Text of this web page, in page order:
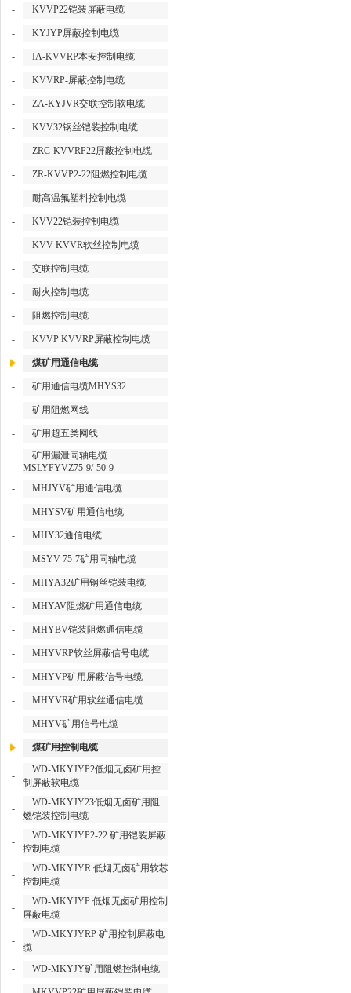
- KVVP22铠装屏蔽电缆
- KYJYP屏蔽控制电缆
- IA-KVVRP本安控制电缆
- KVVRP-屏蔽控制电缆
- ZA-KYJVR交联控制软电缆
- KVV32钢丝铠装控制电缆
- ZRC-KVVRP22屏蔽控制电缆
- ZR-KVVP2-22阻燃控制电缆
- 耐高温氟塑料控制电缆
- KVV22铠装控制电缆
- KVV KVVR软丝控制电缆
- 交联控制电缆
- 耐火控制电缆
- 阻燃控制电缆
- KVVP KVVRP屏蔽控制电缆
煤矿用通信电缆
- 矿用通信电缆MHYS32
- 矿用阻燃网线
- 矿用超五类网线
-
矿用漏泄同轴电缆
MSLYFYVZ75-9/-50-9
-
MHJYV矿用通信电缆
- MHYSV矿用通信电缆
- MHY32通信电缆
- MSYV-75-7矿用同轴电缆
- MHYA32矿用钢丝铠装电缆
- MHYAV阻燃矿用通信电缆
- MHYBV铠装阻燃通信电缆
- MHYVRP软丝屏蔽信号电缆
- MHYVP矿用屏蔽信号电缆
- MHYVR矿用软丝通信电缆
- MHYV矿用信号电缆
煤矿用控制电缆
-
WD-MKYJYP2低烟无卤矿用控
制屏蔽软电缆
-
WD-MKYJY23低烟无卤矿用阻
燃铠装控制电缆
-
WD-MKYJYP2-22 矿用铠装屏蔽
控制电缆
-
WD-MKYJYR 低烟无卤矿用软芯
控制电缆
-
WD-MKYJYP 低烟无卤矿用控制
屏蔽电缆
-
WD-MKYJYRP 矿用控制屏蔽电
缆
-
WD-MKYJY矿用阻燃控制电缆